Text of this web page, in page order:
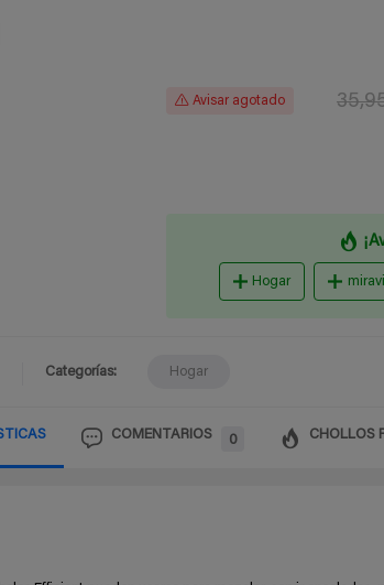
Avisar agotado
Hogar
Categorías: Hogar
COMENTARIOS 0 CHOLLOS